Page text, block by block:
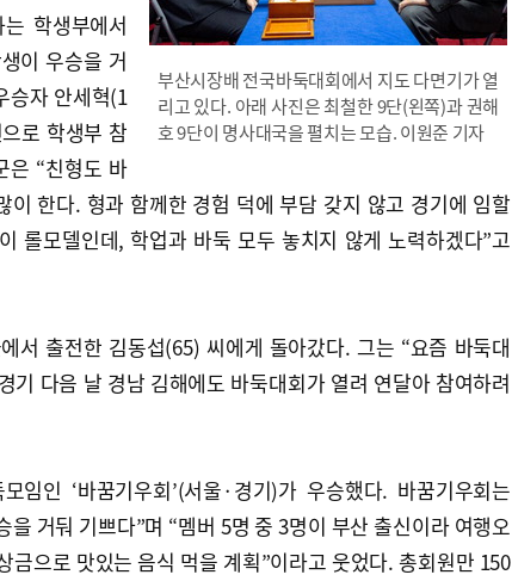
부산시장배 전국바둑대회에서 지도 다면기가 열
리고 있다. 아래 사진은 최철한 9단(왼쪽)과 권해
호 9단이 명사대국을 펼치는 모습. 이원준 기자
학생부에서
이 우승을 거
승자 안세혁(1
로 학생부 참
은 “친형도 바
이 한다. 형과 함께한 경험 덕에 부담 갖지 않고 경기에 임할
롤모델인데, 학업과 바둑 모두 놓치지 않게 노력하겠다”고
서 출전한 김동섭(65) 씨에게 돌아갔다. 그는 “요즘 바둑대
기 다음 날 경남 김해에도 바둑대회가 열려 연달아 참여하려
임인 ‘바꿈기우회’(서울·경기)가 우승했다. 바꿈기우회는
을 거둬 기쁘다”며 “멤버 5명 중 3명이 부산 출신이라 여행오
금으로 맛있는 음식 먹을 계획”이라고 웃었다. 총회원만 150